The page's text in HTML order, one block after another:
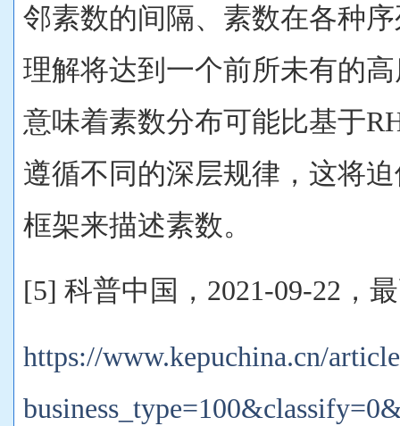
邻素数的间隔、素数在各种
理解将达到一个前所未有的
意味着素数分布可能比基于
遵循不同的深层规律，这将
框架来描述素数。
[5] 科普中国，2021-09-22，
https://www.kepuchina.cn/